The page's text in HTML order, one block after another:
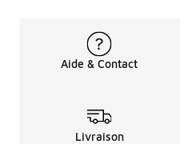
Aide & Contact
Livraison